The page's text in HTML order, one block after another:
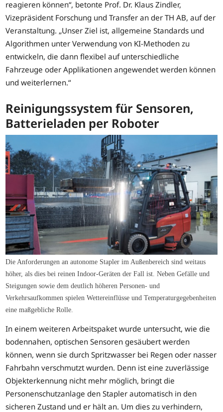
reagieren können“, betonte Prof. Dr. Klaus Zindler,
Vizepräsident Forschung und Transfer an der TH AB, auf der
Veranstaltung. „Unser Ziel ist, allgemeine Standards und
Algorithmen unter Verwendung von KI-Methoden zu
entwickeln, die dann flexibel auf unterschiedliche
Fahrzeuge oder Applikationen angewendet werden können
und weiterlernen.“
Reinigungssystem für Sensoren,
Batterieladen per Roboter
Die Anforderungen an autonome Stapler im Außenbereich sind weitaus
höher, als dies bei reinen Indoor-Geräten der Fall ist. Neben Gefälle und
Steigungen sowie dem deutlich höheren Personen- und
Verkehrsaufkommen spielen Wettereinflüsse und Temperaturgegebenheiten
eine maßgebliche Rolle.
In einem weiteren Arbeitspaket wurde untersucht, wie die
bodennahen, optischen Sensoren gesäubert werden
können, wenn sie durch Spritzwasser bei Regen oder nasser
Fahrbahn verschmutzt wurden. Denn ist eine zuverlässige
Objekterkennung nicht mehr möglich, bringt die
Personenschutzanlage den Stapler automatisch in den
sicheren Zustand und er hält an. Um dies zu verhindern,